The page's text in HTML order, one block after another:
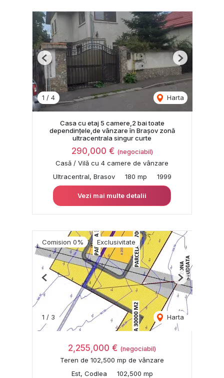
1 / 4 Harta
Previous Next
Casa cu etaj 5 camere,2 bai toate
dependințele,de vânzare în Brașov zonă
ultracentrala singur curte
290,000 € (negociabil)
Casă / Vilă cu 4 camere de vânzare
Ultracentral, Brasov
180 mp 1999
Vezi mai multe detalii
Comision 0% Exclusivitate
1 / 3 Harta
Previous Next
2,255,000 € (negociabil)
Teren de 102,500 mp de vânzare
Est, Codlea
102,500 mp